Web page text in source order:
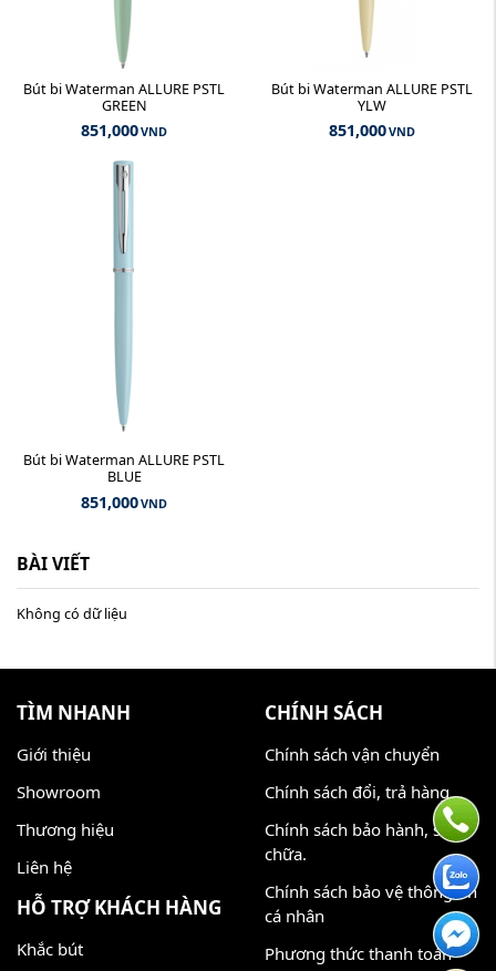
Bút bi Waterman ALLURE PSTL
GREEN
851,000VND
Bút bi Waterman ALLURE PSTL
YLW
851,000VND
Bút bi Waterman ALLURE PSTL
BLUE
851,000VND
BÀI VIẾT
Không có dữ liệu
TÌM NHANH
Giới thiệu
Showroom
Thương hiệu
Liên hệ
HỖ TRỢ KHÁCH HÀNG
Khắc bút
CHÍNH SÁCH
Chính sách vận chuyển
Chính sách đổi, trả hàng
Chính sách bảo hành, sửa
chữa.
Chính sách bảo vệ thông tin
cá nhân
Phương thức thanh toán